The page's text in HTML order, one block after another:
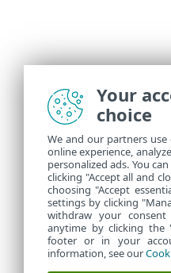
Your
choice
We and our partners
online experience,
personalized ads. You
clicking "Accept all and
choosing "Accept
settings by clicking
withdraw your
anytime by clicking the
footer or in your
information, see our